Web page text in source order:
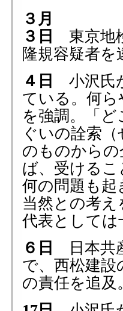
３月
３日
東京地
隆規容疑者を
４日
小沢氏
ている。何
を強調。「
ぐいの詮索
のものから
ば、受ける
何の問題も
当然との考え
代表としては
６日
日本共
で、西松建設
の責任を追及